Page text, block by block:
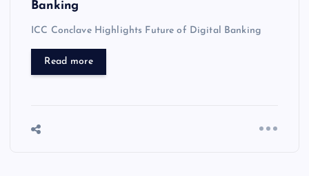
Banking
ICC Conclave Highlights Future of Digital Banking
Read more